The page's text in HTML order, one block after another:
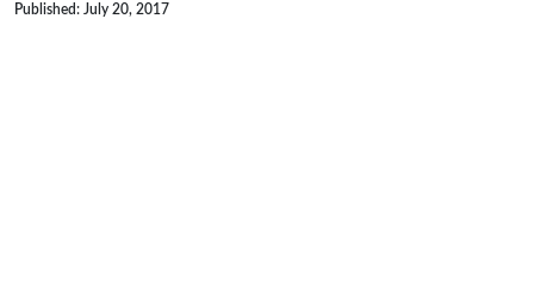
Published: July 20, 2017